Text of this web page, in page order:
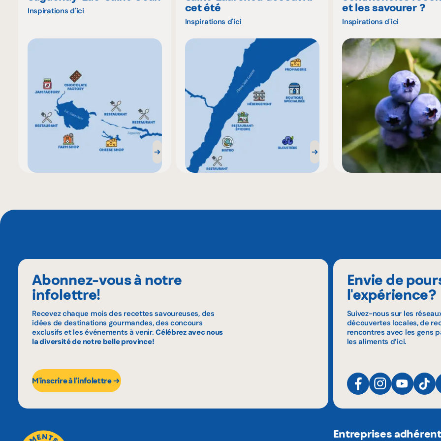
Inspirations d'ici
cet été
Inspirations d'ici
et les savourer ?
Inspirations d'ici
Abonnez-vous à notre
infolettre!
Recevez chaque mois des recettes savoureuses, des
idées de destinations gourmandes, des concours
exclusifs et les événements à venir.Célébrez avec nous
la diversité de notre belle province!
M'inscrire à l'infolettre
Envie de
l'expérience?
Suivez-nous sur les
découvertes locales, de
rencontres avec les gens
les aliments d’ici.
Entreprises